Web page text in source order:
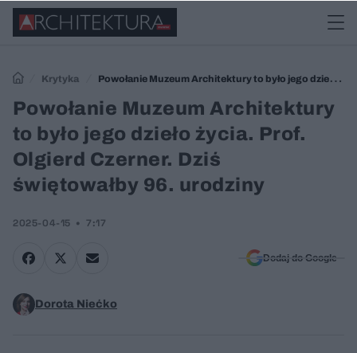
Krytyka
Powołanie Muzeum Architektury to było jego dzieło
życia. Prof. Olgierd Czerner. Dziś świętowałby 96. urodziny
Powołanie Muzeum Architektury
to było jego dzieło życia. Prof.
Olgierd Czerner. Dziś
świętowałby 96. urodziny
2025-04-15 7:17
Dodaj do Google
Dorota Niećko